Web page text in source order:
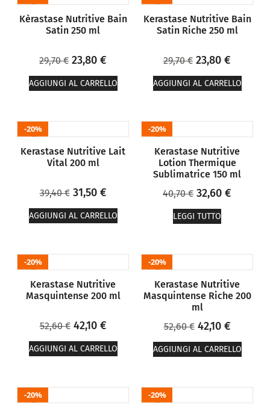
Kèrastase Nutritive Bain
Satin 250 ml
29,70€ 23,80 €
AGGIUNGI AL CARRELLO
Kerastase Nutritive Bain
Satin Riche 250 ml
29,70€ 23,80 €
AGGIUNGI AL CARRELLO
20%
Kerastase Nutritive Lait
Vital 200 ml
39,40€ 31,50 €
AGGIUNGI AL CARRELLO
20%
Kerastase Nutritive
Lotion Thermique
Sublimatrice 150 ml
40,70€ 32,60 €
LEGGI TUTTO
20%
Kerastase Nutritive
Masquintense 200 ml
52,60€ 42,10 €
AGGIUNGI AL CARRELLO
20%
Kerastase Nutritive
Masquintense Riche 200
ml
52,60€ 42,10 €
AGGIUNGI AL CARRELLO
20% 20%